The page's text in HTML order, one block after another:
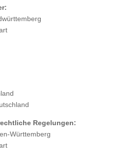
Regelungen:
Württemberg